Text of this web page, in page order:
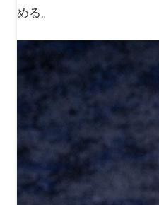
める。